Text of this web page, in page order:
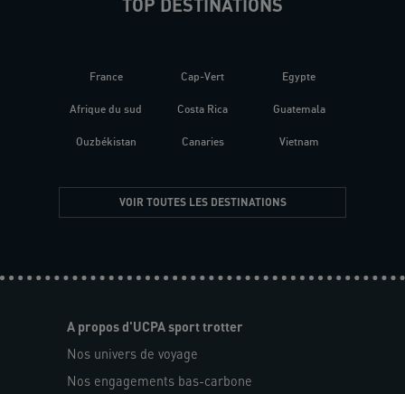
TOP DESTINATIONS
France
Afrique du sud
Ouzbékistan
Cap-Vert
Costa Rica
Canaries
Egypte
Guatemala
Vietnam
VOIR TOUTES LES DESTINATIONS
A propos d'UCPA sport trotter
Nos univers de voyage
Nos engagements bas-carbone